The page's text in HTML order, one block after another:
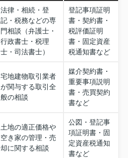
法律・相続・登
記・税務などの専
門相談（弁護士・
行政書士・税理
士・司法書士）
登記事項証明
書・契約書・
税評価証明
書・固定資産
税通知書など
宅地建物取引業者
が関与する取引全
般の相談
媒介契約書・
重要事項説明
書・売買契約
書など
土地の適正価格や
空き家の管理・売
却に関する相談
公図・登記事
項証明書・固
定資産税通知
書など